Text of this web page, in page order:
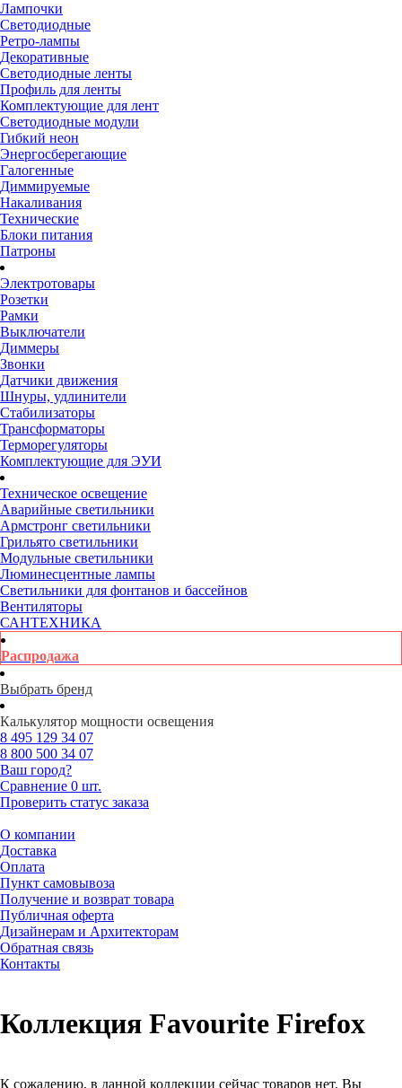
Лампочки
Светодиодные
Ретро-лампы
Декоративные
Светодиодные ленты
Профиль для ленты
Комплектующие для лент
Светодиодные модули
Гибкий неон
Энергосберегающие
Галогенные
Диммируемые
Накаливания
Технические
Блоки питания
Патроны
Электротовары
Розетки
Рамки
Выключатели
Диммеры
Звонки
Датчики движения
Шнуры, удлинители
Стабилизаторы
Трансформаторы
Терморегуляторы
Комплектующие для ЭУИ
Техническое освещение
Аварийные светильники
Армстронг светильники
Грильято светильники
Модульные светильники
Люминесцентные лампы
Светильники для фонтанов и бассейнов
Вентиляторы
САНТЕХНИКА
Распродажа
Выбрать бренд
Калькулятор мощности освещения
8 495 129 34 07
8 800 500 34 07
Ваш город?
Сравнение 0 шт.
Проверить статус заказа
О компании
Доставка
Оплата
Пункт самовывоза
Получение и возврат товара
Публичная оферта
Дизайнерам и Архитекторам
Обратная связь
Контакты
Коллекция Favourite Firefox
К сожалению, в данной коллекции сейчас товаров нет. Вы